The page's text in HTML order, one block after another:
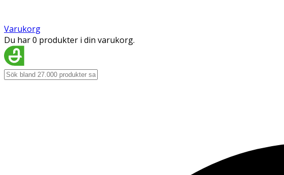
Varukorg
Du har 0 produkter i din varukorg.